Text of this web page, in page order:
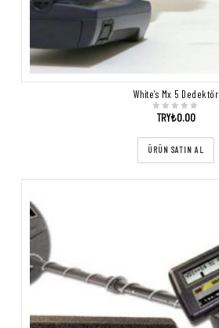
White’s Mx 5 Dedektör
TRY₺0.00
ÜRÜN SATIN AL